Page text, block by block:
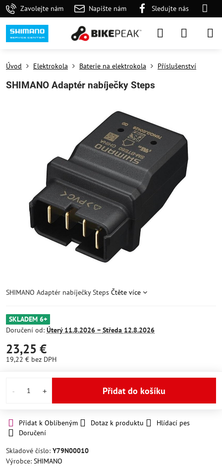
Zavolejte nám Napište nám Sledujte nás
Úvod Elektrokola Baterie na elektrokola Příslušenství
SHIMANO Adaptér nabíječky Steps
SHIMANO Adaptér nabíječky Steps Čtěte více
SKLADEM 6+
Doručení od: Úterý11.8.2026 − Středa 12.8.2026
23,25 €
19,22 € bez DPH
Přidat do košíku
Přidat k Oblíbeným Dotaz k produktu
Hlídací pes
Doručení
Skladové číslo: Y79N00010
Výrobce: SHIMANO